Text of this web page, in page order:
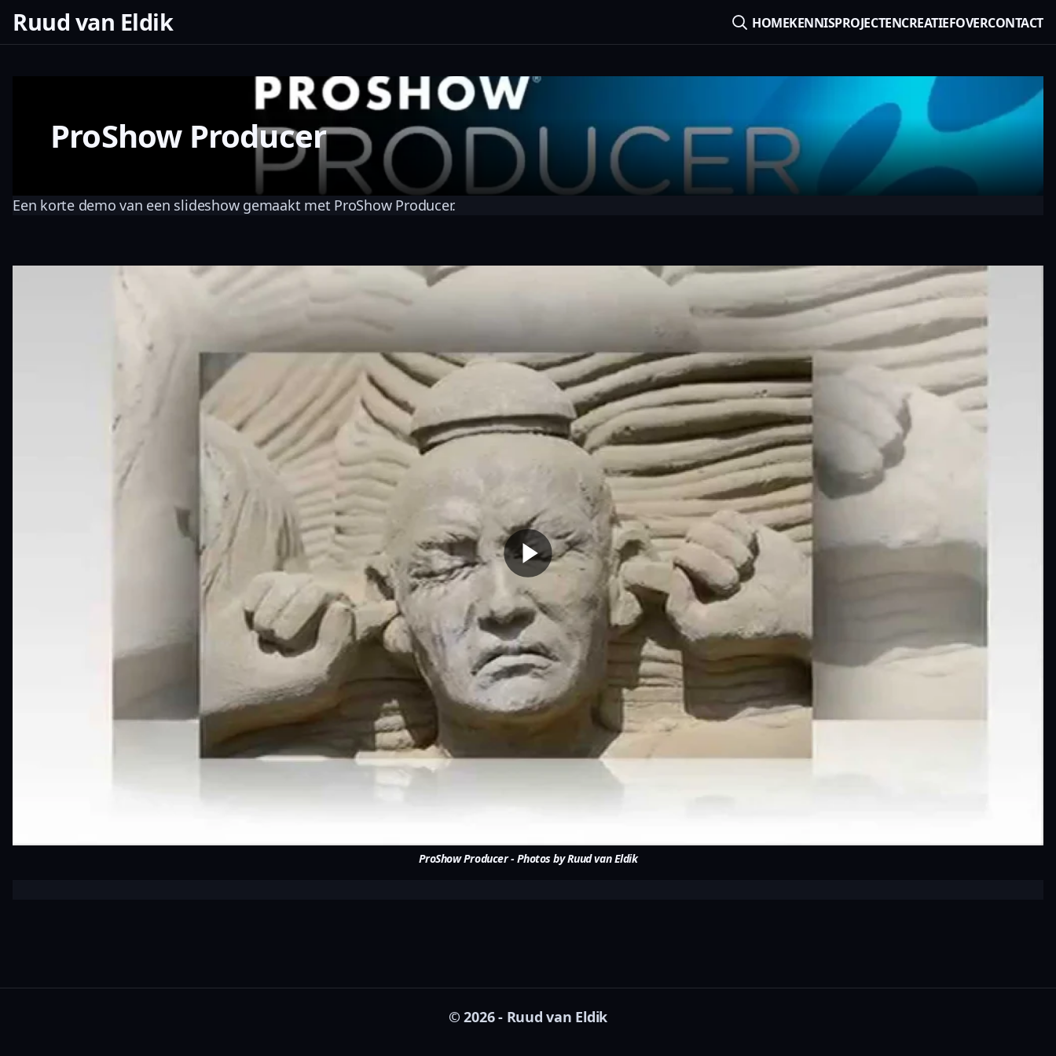
Ruud van Eldik HOMEKENNISPROJECTENCREATIEFOVERCONTACT
ProShow Producer
Een korte demo van een slideshow gemaakt met ProShow Producer.
ProShow Producer - Photos by Ruud van Eldik
© 2026 - Ruud van Eldik